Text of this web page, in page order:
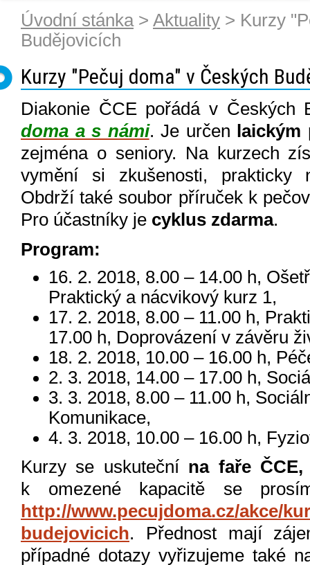
Úvodní stánka> Aktuality > Kurzy
Budějovicích
Kurzy "Pečuj doma" v Českých
Diakonie ČCE pořádá v Českých
doma a s námi. Je určen
zejména o seniory. Na kurzech
vymění si zkušenosti, prakticky
Obdrží také soubor příruček k
Pro účastníky je cyklus zdarma.
Program:
16. 2. 2018, 8.00 – 14.00 h,
Praktický a nácvikový kurz 1,
17. 2. 2018, 8.00 – 11.00 h,
17.00 h, Doprovázení v závěru
18. 2. 2018, 10.00 – 16.00 h,
2. 3. 2018, 14.00 – 17.00 h,
3. 3. 2018, 8.00 – 11.00 h,
Komunikace,
4. 3. 2018, 10.00 – 16.00 h,
Kurzy se uskutečnína faře ČCE,
k omezené kapacitě se
http://www.pecujdoma.cz/akce/
budejovicich. Přednost mají
případné dotazy vyřizujeme také